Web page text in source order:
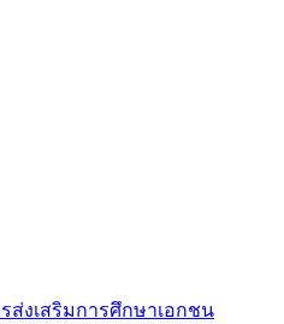
งเสริมการศึกษาเอกชน